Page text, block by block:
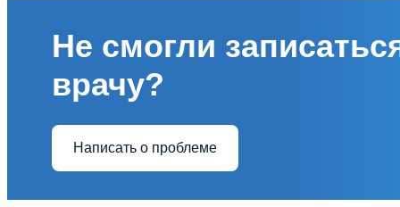
Не смогли
врачу?
Написать о проблеме